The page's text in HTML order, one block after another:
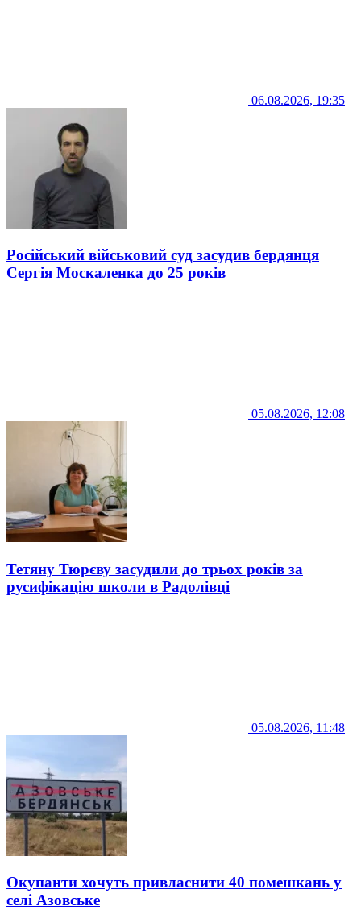
06.08.2026, 19:35
Російський військовий суд засудив бердянця
Сергія Москаленка до 25 років
05.08.2026, 12:08
Тетяну Тюрєву засудили до трьох років за
русифікацію школи в Радолівці
05.08.2026, 11:48
Окупанти хочуть привласнити 40 помешкань у
селі Азовське